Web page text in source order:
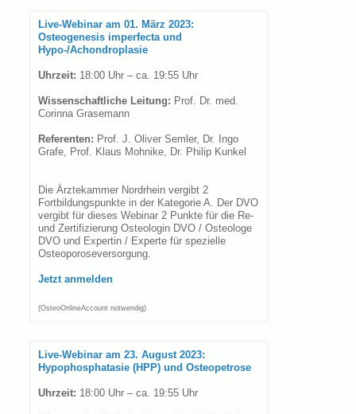
Live-Webinar am 01. März 2023:
Osteogenesis imperfecta und
Hypo-/Achondroplasie
Uhrzeit: 18:00 Uhr – ca. 19:55 Uhr
Wissenschaftliche Leitung: Prof. Dr. med.
Corinna Grasemann
Referenten: Prof. J. Oliver Semler, Dr. Ingo
Grafe, Prof. Klaus Mohnike, Dr. Philip Kunkel
Die Ärztekammer Nordrhein vergibt 2
Fortbildungspunkte in der Kategorie A. Der DVO
vergibt für dieses Webinar 2 Punkte für die Re-
und Zertifizierung Osteologin DVO / Osteologe
DVO und Expertin / Experte für spezielle
Osteoporoseversorgung.
Jetzt anmelden
(OsteoOnlineAccount notwendig)
Live-Webinar am 23. August 2023:
Hypophosphatasie (HPP) und Osteopetrose
Uhrzeit: 18:00 Uhr – ca. 19:55 Uhr